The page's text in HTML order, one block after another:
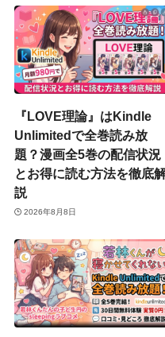
『LOVE理論』はKindle
Unlimitedで全巻読み放
題？漫画全5巻の配信状況
とお得に読む方法を徹底
説
2026年8月8日